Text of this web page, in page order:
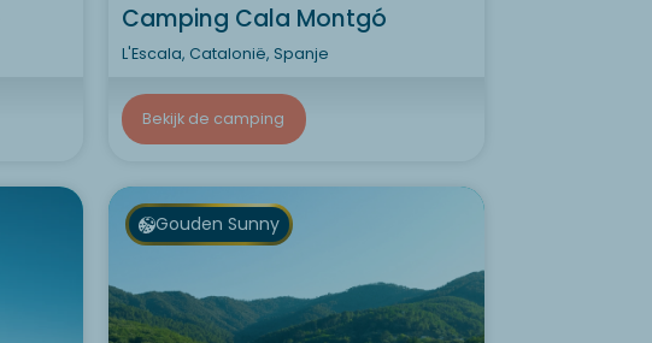
Camping Cala Montgó
L'Escala, Catalonië, Spanje
Bekijk de camping
Gouden Sunny